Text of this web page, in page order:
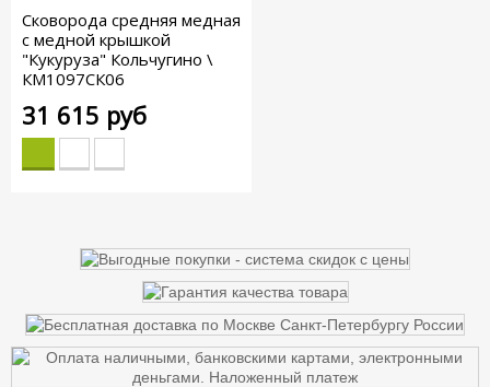
Сковорода средняя медная
с медной крышкой
"Кукуруза" Кольчугино \
КМ1097СК06
31 615 руб